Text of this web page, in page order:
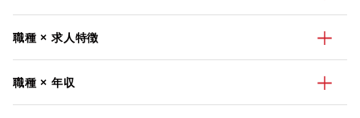
職種 × 求人特徴
職種 × 年収